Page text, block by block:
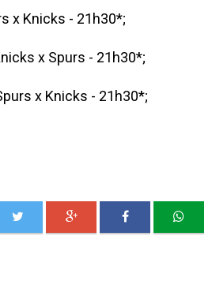
x Knicks - 21h30*;
x Spurs - 21h30*;
x Knicks - 21h30*;